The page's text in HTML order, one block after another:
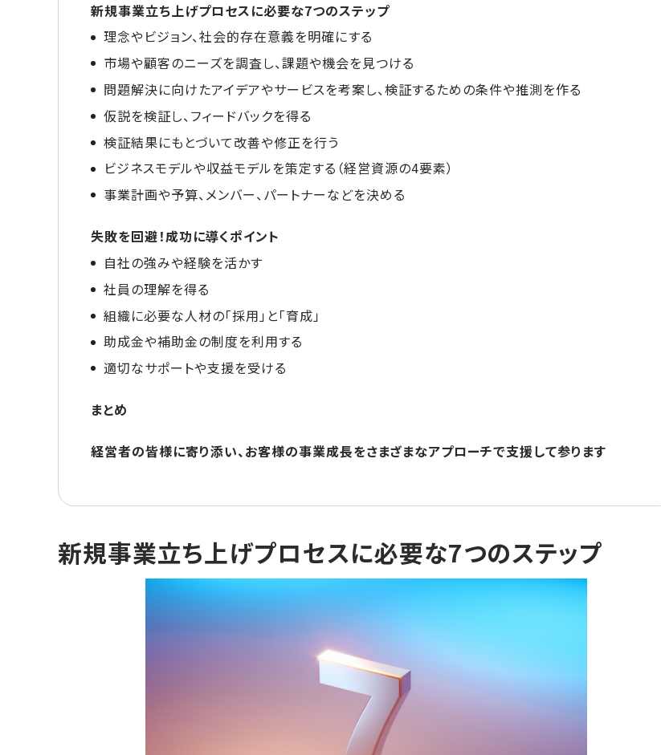
新規事業立ち上げプロセスに必要な7つのステップ
理念やビジョン、社会的存在意義を明確にする
市場や顧客のニーズを調査し、課題や機会を見つける
問題解決に向けたアイデアやサービスを考案し、検証するための条件や推測を作る
仮説を検証し、フィードバックを得る
検証結果にもとづいて改善や修正を行う
ビジネスモデルや収益モデルを策定する（経営資源の4要素）
事業計画や予算、メンバー、パートナーなどを決める
失敗を回避！成功に導くポイント
自社の強みや経験を活かす
社員の理解を得る
組織に必要な人材の「採用」と「育成」
助成金や補助金の制度を利用する
適切なサポートや支援を受ける
まとめ
経営者の皆様に寄り添い、お客様の事業成長をさまざまなアプローチで支援して参ります
新規事業立ち上げプロセスに必要な7つのステップ